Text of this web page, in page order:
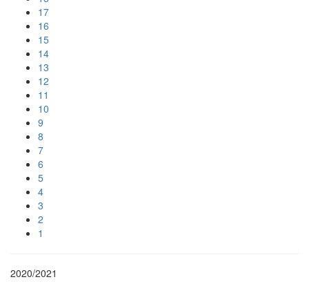
17
16
15
14
13
12
11
10
9
8
7
6
5
4
3
2
1
2020/2021